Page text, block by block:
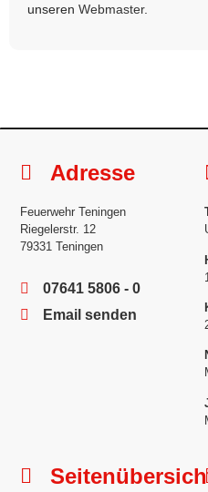
unseren Webmaster.
Adresse
Feuerwehr Teningen
Riegelerstr. 12
79331 Teningen
07641 5806 - 0
Email senden